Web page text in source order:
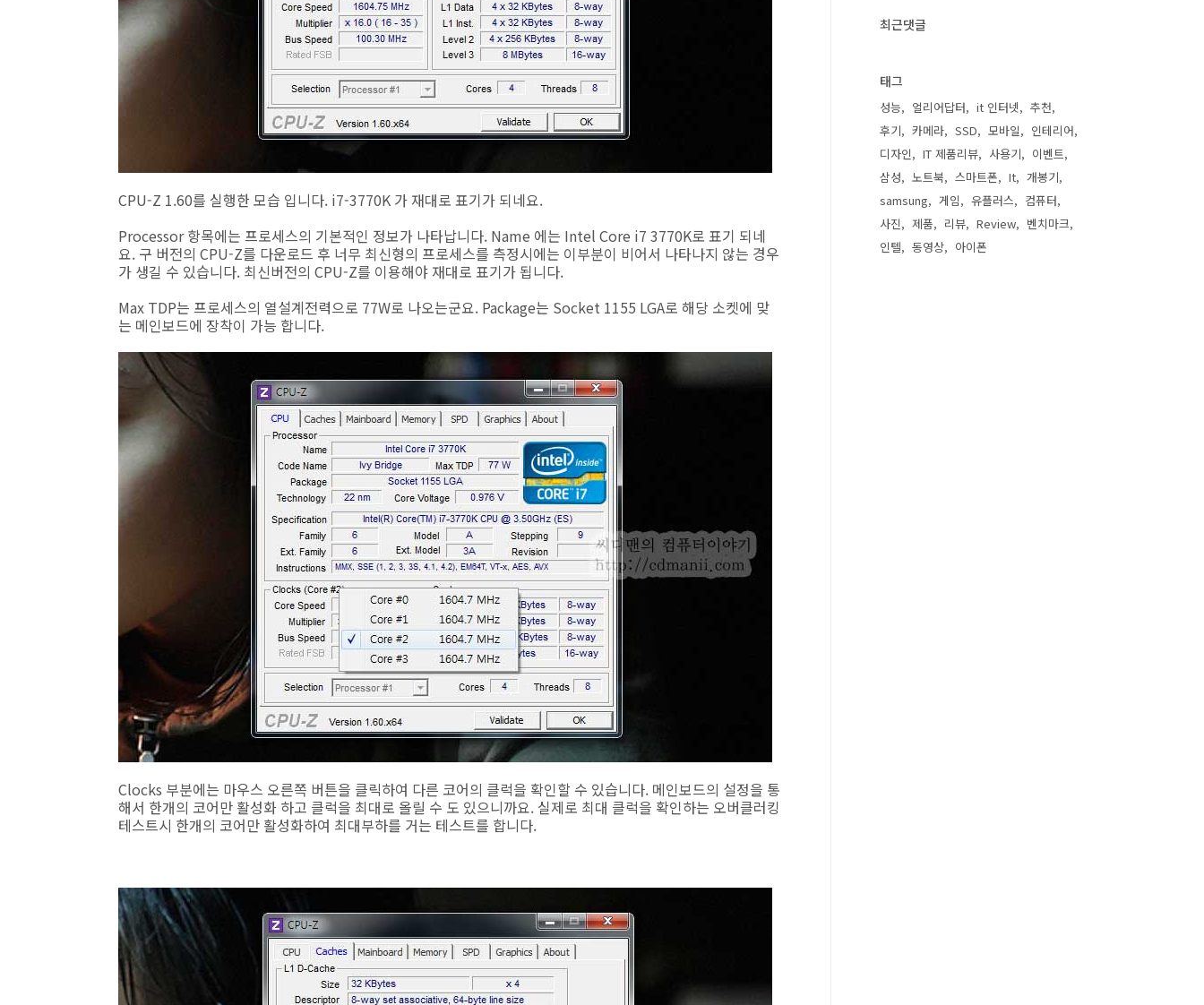
CPU-Z 1.60를 실행한 모습 입니다. i7-3770K 가 재대로 표기가 되네요.
Processor 항목에는 프로세스의 기본적인 정보가 나타납니다. Name 에는 Intel Core i7 3770K로 표기 되네
요. 구 버전의 CPU-Z를 다운로드 후 너무 최신형의 프로세스를 측정시에는 이부분이 비어서 나타나지 않는 경우
가 생길 수 있습니다. 최신버전의 CPU-Z를 이용해야 재대로 표기가 됩니다.
Max TDP는 프로세스의 열설계전력으로 77W로 나오는군요. Package는 Socket 1155 LGA로 해당 소켓에 맞
는 메인보드에 장착이 가능 합니다.
Clocks 부분에는 마우스 오른쪽 버튼을 클릭하여 다른 코어의 클럭을 확인할 수 있습니다. 메인보드의 설정을 통
해서 한개의 코어만 활성화 하고 클럭을 최대로 올릴 수 도 있으니까요. 실제로 최대 클럭을 확인하는 오버클러킹
테스트시 한개의 코어만 활성화하여 최대부하를 거는 테스트를 합니다.
최근댓글
태그
성능 얼리어답터 it 인터넷
추천
후기
카메라 SSD 모바일
인테리어
디자인
IT 제품리뷰 사용기
이벤트
삼성
노트북 스마트폰 It
개봉기
samsung
게임 유플러스
컴퓨터
사진
제품 리뷰 Review
벤치마크
인텔
동영상 아이폰